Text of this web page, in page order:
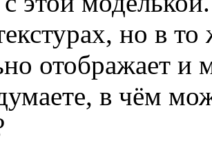
но в
отображает и
в чём